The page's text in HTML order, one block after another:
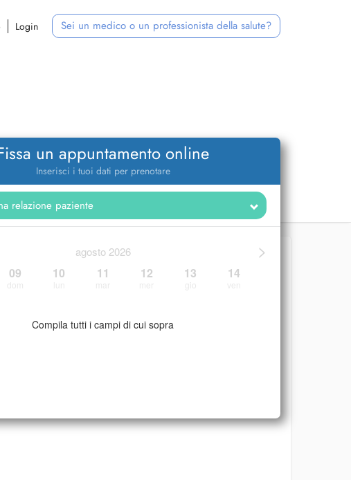
Login Sei un medico o un professionista della salute?
un appuntamento online
Inserisci i tuoi dati per prenotare
>
agosto 2026
09 10 11 12 13 14
Compila tutti i campi di cui sopra